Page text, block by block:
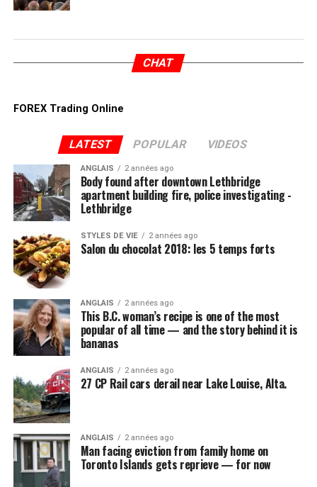
CHAT
FOREX Trading Online
LATEST POPULAR VIDEOS
ANGLAIS 2 années ago
Body found after downtown Lethbridge
apartment building fire, police investigating -
Lethbridge
STYLES DE VIE 2 années ago
Salon du chocolat 2018: les 5 temps forts
ANGLAIS 2 années ago
This B.C. woman’s recipe is one of the most
popular of all time — and the story behind it is
bananas
ANGLAIS 2 années ago
27 CP Rail cars derail near Lake Louise, Alta.
ANGLAIS 2 années ago
Man facing eviction from family home on
Toronto Islands gets reprieve — for now